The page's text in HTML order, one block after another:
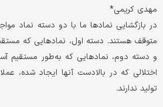
مهدی کریمی*
در بازگشایی نمادها ما با دو دسته نماد
متوقف هستند. دسته اول، نمادهایی که
و دسته دوم، نمادهایی که به‌طور مستقیم
اختلالی که در بالادست آنها ایجاد شده،
تولید ندارند.